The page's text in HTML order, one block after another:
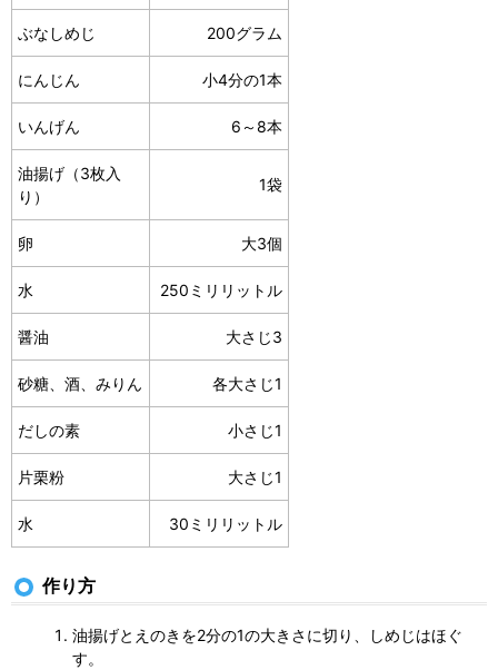
ぶなしめじ 200グラム
にんじん 小4分の1本
いんげん 6～8本
油揚げ（3枚入
り）
1袋
卵 大3個
水 250ミリリットル
醤油 大さじ3
砂糖、酒、みりん 各大さじ1
だしの素 小さじ1
片栗粉 大さじ1
水 30ミリリットル
作り方
油揚げとえのきを2分の1の大きさに切り、しめじはほぐ
す。